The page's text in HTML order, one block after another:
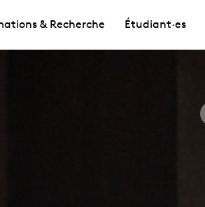
& Recherche Étudiant·es